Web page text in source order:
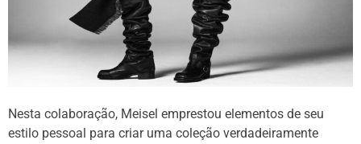
Nesta colaboração, Meisel emprestou elementos de seu
estilo pessoal para criar uma coleção verdadeiramente